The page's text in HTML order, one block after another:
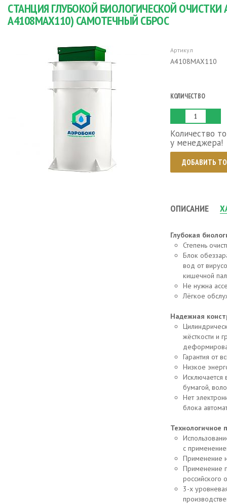
СТАНЦИЯ ГЛУБОКОЙ БИОЛОГИЧЕСКОЙ ОЧИСТКИ
А4108MAX110) САМОТЕЧНЫЙ СБРОС
Артикул
А4108MAX110
КОЛИЧЕСТВО
Количество
у менеджера!
ДОБАВИТЬ
ОПИСАНИЕ
Глубокая
Степень
Блок
вод от
кишечной
Не нужна
Лёгкое
Надежная
жёсткости и
Гарантия от
Низкое
Исключается
бумагой,
Нет
блока
Технологичное
с
Применение
Применение
российского
3-х